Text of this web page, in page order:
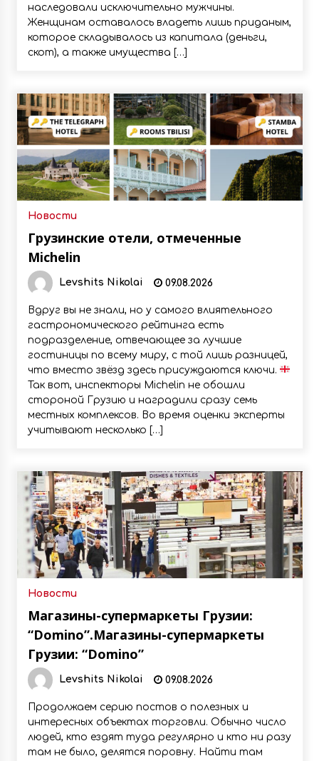
наследовали исключительно мужчины.
Женщинам оставалось владеть лишь приданым,
которое складывалось из капитала (деньги,
скот), а также имущества […]
Новости
Грузинские отели, отмеченные
Michelin
Levshits Nikolai 09.08.2026
Вдруг вы не знали, но у самого влиятельного
гастрономического рейтинга есть
подразделение, отвечающее за лучшие
гостиницы по всему миру, с той лишь разницей,
что вместо звёзд здесь присуждаются ключи.
Так вот, инспекторы Michelin не обошли
стороной Грузию и наградили сразу семь
местных комплексов. Во время оценки эксперты
учитывают несколько […]
Новости
Магазины-супермаркеты Грузии:
“Domino”.Магазины-супермаркеты
Грузии: “Domino”
Levshits Nikolai 09.08.2026
Продолжаем серию постов о полезных и
интересных объектах торговли. Обычно число
людей, кто ездят туда регулярно и кто ни разу
там не было, делятся поровну. Найти там